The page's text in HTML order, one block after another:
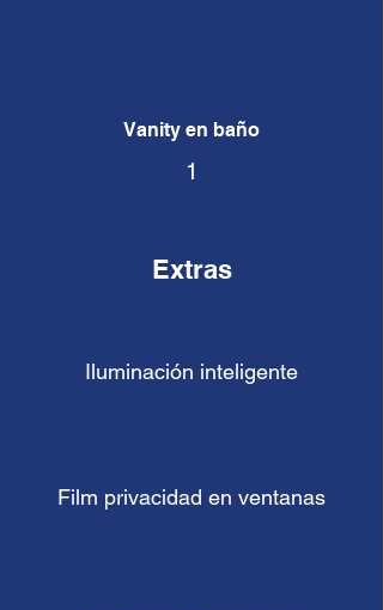
Vanity en baño
1
Extras
Iluminación inteligente
Film privacidad en ventanas​​